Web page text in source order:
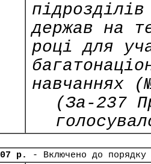
держав на
році для
навчаннях
(За-237
р.
- Включено до порядку